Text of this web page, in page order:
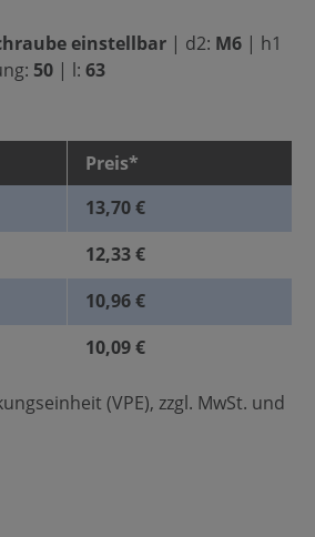
einstellbar | d2: M6 | h1
50 | l: 63
Preis*
13,70 €
12,33 €
10,96 €
10,09 €
(VPE), zzgl. MwSt. und